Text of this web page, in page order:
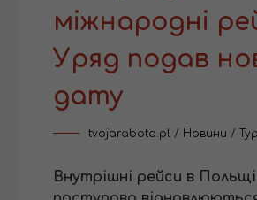
міжнародні
Уряд подав
дату
tvojarabota.pl / Новини /
Внутрішні рейси в Польщі